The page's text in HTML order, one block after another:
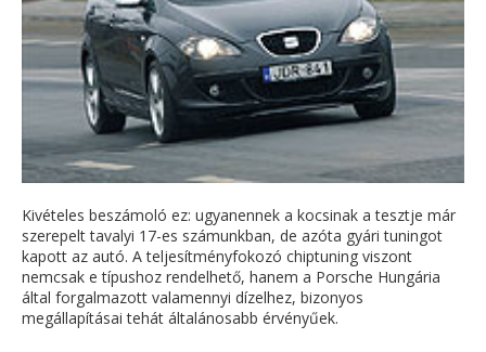
Kivételes beszámoló ez: ugyanennek a kocsinak a tesztje már
szerepelt tavalyi 17-es számunkban, de azóta gyári tuningot
kapott az autó. A teljesítményfokozó chiptuning viszont
nemcsak e típushoz rendelhető, hanem a Porsche Hungária
által forgalmazott valamennyi dízelhez, bizonyos
megállapításai tehát általánosabb érvényűek.